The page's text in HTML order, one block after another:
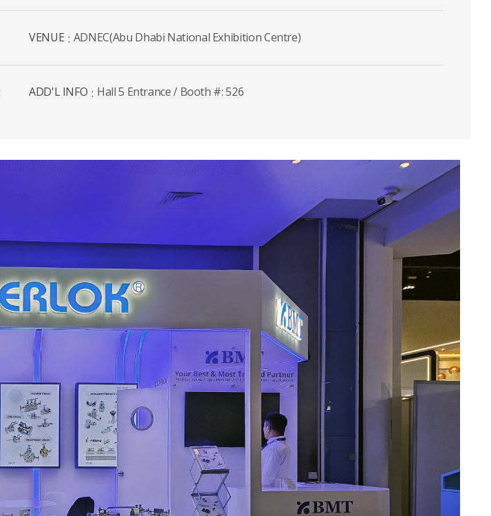
VENUE ADNEC(Abu Dhabi National Exhibition Centre)
ADD'L INFO Hall 5 Entrance / Booth #: 526